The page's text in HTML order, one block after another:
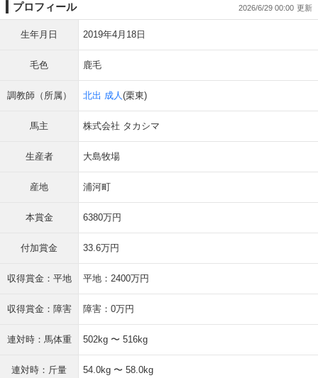
プロフィール 2026/6/29 00:00
生年月日 2019年4月18日
毛色 鹿毛
調教師（所属） 北出 成人(栗東)
馬主 株式会社 タカシマ
生産者 大島牧場
産地 浦河町
本賞金 6380万円
付加賞金 33.6万円
収得賞金：平地 平地：2400万円
収得賞金：障害 障害：0万円
連対時：馬体重 502kg 〜 516kg
連対時：斤量 54.0kg 〜 58.0kg